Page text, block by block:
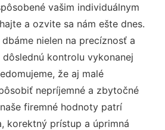
vašim individuálnym
a ozvite sa nám ešte dnes.
nielen na precíznosť a
kontrolu vykonanej
že aj malé
nepríjemné a zbytočné
firemné hodnoty patrí
korektný prístup a úprimná